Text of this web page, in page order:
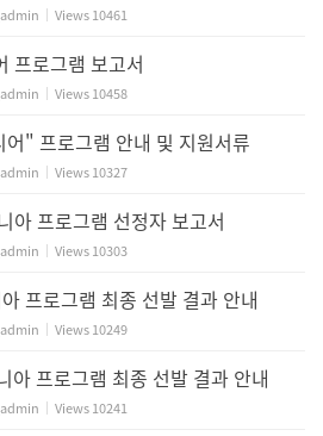
Views10461
프로그램 보고서
Views10458
" 프로그램 안내 및 지원서류
Views10327
아 프로그램 선정자 보고서
Views10303
프로그램 최종 선발 결과 안내
Views10249
아 프로그램 최종 선발 결과 안내
Views10241